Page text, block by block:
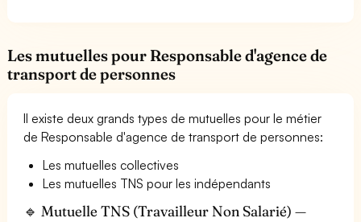
Les mutuelles pour Responsable d'agence de
transport de personnes
Il existe deux grands types de mutuelles pour le métier
de Responsable d'agence de transport de personnes:
Les mutuelles collectives
Les mutuelles TNS pour les indépendants
🔹 Mutuelle TNS (Travailleur Non Salarié) —